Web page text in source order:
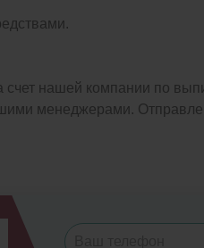
нашей компании по
менеджерами.